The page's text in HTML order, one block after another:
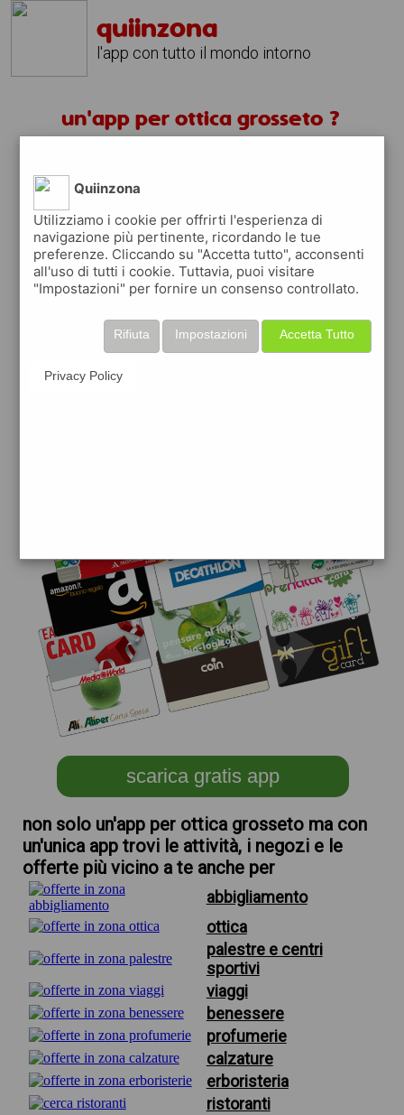
quiinzona
l'app con tutto il mondo intorno
un'app per ottica grosseto ?
quiinzona è una app
gratuita
che ti aiuta se cerchi 'un'app per ottica
grosseto ? ' e che ti premia ogni volta che la
usi
raccogli punti da convertire inbuoni sconto
o gift card
per fare la spesa, fare
scarica gratis app
non solo un'app per ottica grosseto ma con
un'unica app trovi le attività, i negozi e le
offerte più vicino a te anche per
abbigliamento
ottica
palestre e centri
sportivi
viaggi
benessere
profumerie
calzature
erboristeria
ristoranti
Quiinzona
Utilizziamo i cookie per offrirti l'esperienza di
navigazione più pertinente, ricordando le tue
preferenze. Cliccando su "Accetta tutto", acconsenti
all'uso di tutti i cookie. Tuttavia, puoi visitare
"Impostazioni" per fornire un consenso controllato.
Accetta Tutto
Impostazioni
Rifiuta
Privacy Policy